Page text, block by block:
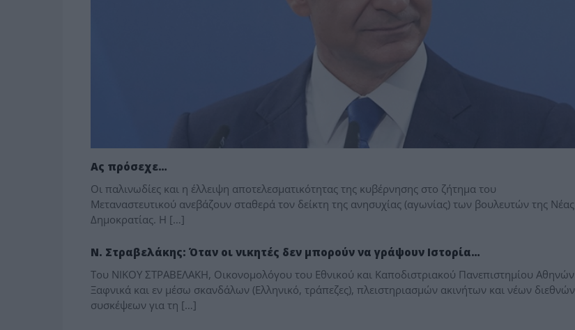
Ας πρόσεχε…
Οι παλινωδίες και η έλλειψη αποτελεσματικότητας της κυβέρνησης στο ζήτημα του
Μεταναστευτικού ανεβάζουν σταθερά τον δείκτη της ανησυχίας (αγωνίας) των βουλευτών της Νέας
Δημοκρατίας. Η […]
Ν. Στραβελάκης: Όταν οι νικητές δεν μπορούν να γράψουν Ιστορία…
Του ΝΙΚΟΥ ΣΤΡΑΒΕΛΑΚΗ, Οικονομολόγου του Εθνικού και Καποδιστριακού Πανεπιστημίου Αθηνών
Ξαφνικά και εν μέσω σκανδάλων (Ελληνικό, τράπεζες), πλειστηριασμών ακινήτων και νέων διεθνών
συσκέψεων για τη […]